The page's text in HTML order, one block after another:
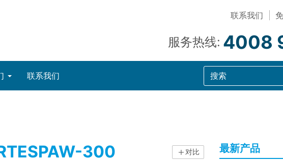
联系我们
服务热线: 4008
联系我们
300 对比 最新产品